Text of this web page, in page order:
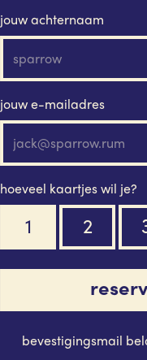
jouw achternaam
jouw e-mailadres
hoeveel kaartjes wil je?
1 2
bevestigingsmail